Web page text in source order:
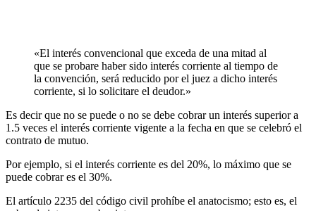
«El interés convencional que exceda de una mitad al
que se probare haber sido interés corriente al tiempo de
la convención, será reducido por el juez a dicho interés
corriente, si lo solicitare el deudor.»
Es decir que no se puede o no se debe cobrar un interés superior a
1.5 veces el interés corriente vigente a la fecha en que se celebró el
contrato de mutuo.
Por ejemplo, si el interés corriente es del 20%, lo máximo que se
puede cobrar es el 30%.
El artículo 2235 del código civil prohíbe el anatocismo; esto es, el